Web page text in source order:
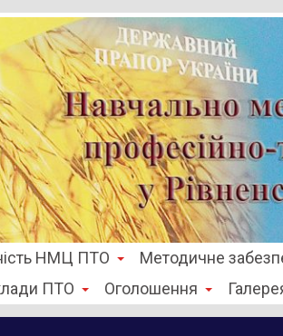
НМЦ ПТО Методичне
ПТО Оголошення